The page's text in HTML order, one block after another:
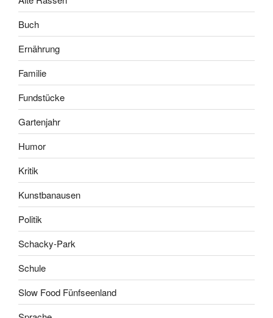
Buch
Ernährung
Familie
Fundstücke
Gartenjahr
Humor
Kritik
Kunstbanausen
Politik
Schacky-Park
Schule
Slow Food Fünfseenland